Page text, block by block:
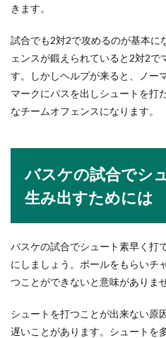
きます。
試合でも2対2で攻めるのが基本に
ェンスが鍛えられていると2対2で
す。しかしヘルプが来ると、ノー
マークにパスを出しシュートを打
なチームオフェンスになります。
バスケの試合でシ
生み出すためには
バスケの試合でシュート素早く打
にしましょう。ボールをもらいチ
つことができないと意味がありませ
シュートを打つことが出来ない原
遅いことがあります。シュートを